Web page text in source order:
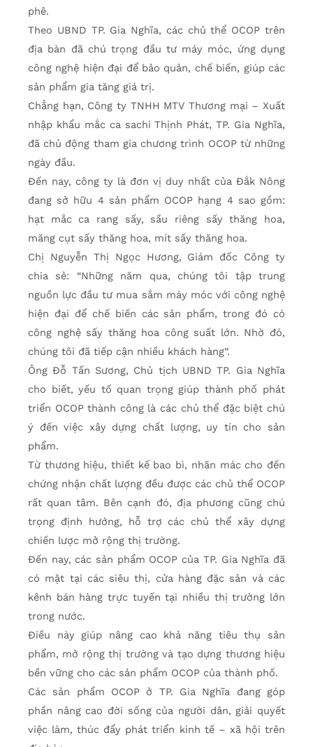
phê.
Theo UBND TP. Gia Nghĩa, các chủ thể OCOP trên
địa bàn đã chú trọng đầu tư máy móc, ứng dụng
công nghệ hiện đại để bảo quản, chế biến, giúp các
sản phẩm gia tăng giá trị.
Chẳng hạn, Công ty TNHH MTV Thương mại – Xuất
nhập khẩu mắc ca sachi Thịnh Phát, TP. Gia Nghĩa,
đã chủ động tham gia chương trình OCOP từ những
ngày đầu.
Đến nay, công ty là đơn vị duy nhất của Đắk Nông
đang sở hữu 4 sản phẩm OCOP hạng 4 sao gồm:
hạt mắc ca rang sấy, sầu riêng sấy thăng hoa,
măng cụt sấy thăng hoa, mít sấy thăng hoa.
Chị Nguyễn Thị Ngọc Hương, Giám đốc Công ty
chia sẻ: “Những năm qua, chúng tôi tập trung
nguồn lực đầu tư mua sắm máy móc với công nghệ
hiện đại để chế biến các sản phẩm, trong đó có
công nghệ sấy thăng hoa công suất lớn. Nhờ đó,
chúng tôi đã tiếp cận nhiều khách hàng”.
Ông Đỗ Tấn Sương, Chủ tịch UBND TP. Gia Nghĩa
cho biết, yếu tố quan trọng giúp thành phố phát
triển OCOP thành công là các chủ thể đặc biệt chú
ý đến việc xây dựng chất lượng, uy tín cho sản
phẩm.
Từ thương hiệu, thiết kế bao bì, nhãn mác cho đến
chứng nhận chất lượng đều được các chủ thể OCOP
rất quan tâm. Bên cạnh đó, địa phương cũng chú
trọng định hướng, hỗ trợ các chủ thể xây dựng
chiến lược mở rộng thị trường.
Đến nay, các sản phẩm OCOP của TP. Gia Nghĩa đã
có mặt tại các siêu thị, cửa hàng đặc sản và các
kênh bán hàng trực tuyến tại nhiều thị trường lớn
trong nước.
Điều này giúp nâng cao khả năng tiêu thụ sản
phẩm, mở rộng thị trường và tạo dựng thương hiệu
bền vững cho các sản phẩm OCOP của thành phố.
Các sản phẩm OCOP ở TP. Gia Nghĩa đang góp
phần nâng cao đời sống của người dân, giải quyết
việc làm, thúc đẩy phát triển kinh tế – xã hội trên